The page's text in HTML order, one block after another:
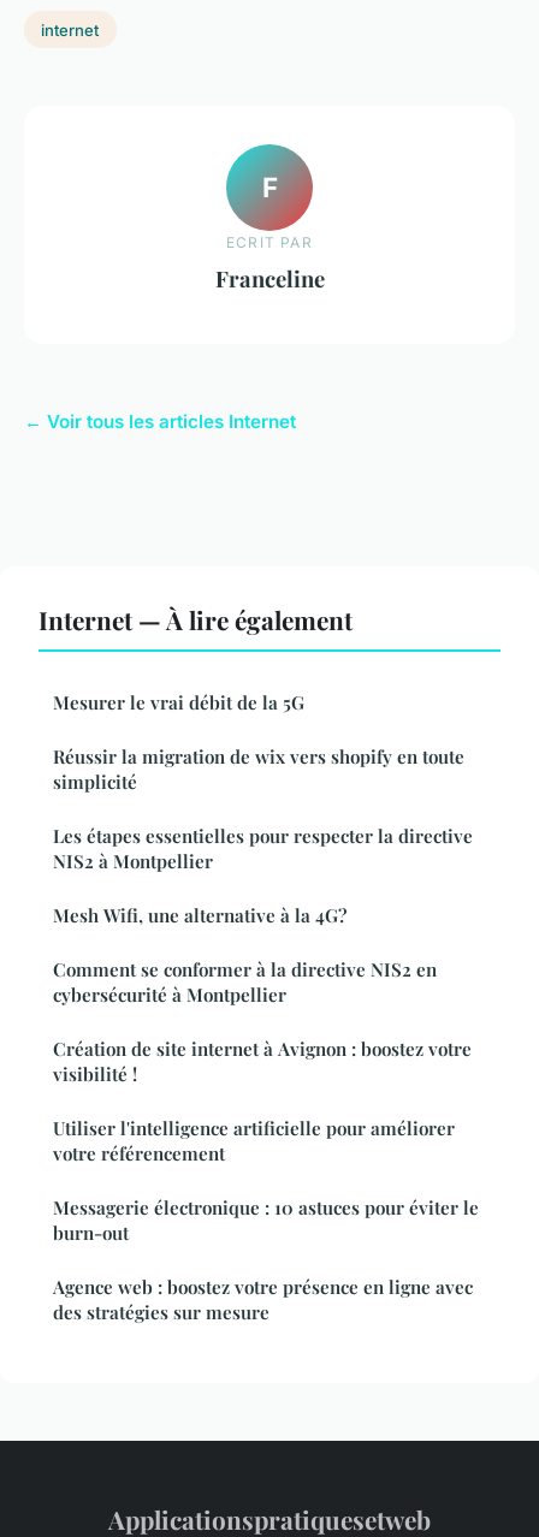
internet
F
ECRIT PAR
Franceline
← Voir tous les articles Internet
Internet — À lire également
Mesurer le vrai débit de la 5G
Réussir la migration de wix vers shopify en toute
simplicité
Les étapes essentielles pour respecter la directive
NIS2 à Montpellier
Mesh Wifi, une alternative à la 4G?
Comment se conformer à la directive NIS2 en
cybersécurité à Montpellier
Création de site internet à Avignon : boostez votre
visibilité !
Utiliser l'intelligence artificielle pour améliorer
votre référencement
Messagerie électronique : 10 astuces pour éviter le
burn-out
Agence web : boostez votre présence en ligne avec
des stratégies sur mesure
Applicationspratiquesetweb